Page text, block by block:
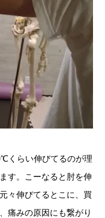
くらい伸びてるのが理
す。こーなると肘を伸
々伸びてるとこに、買
痛みの原因にも繋がり